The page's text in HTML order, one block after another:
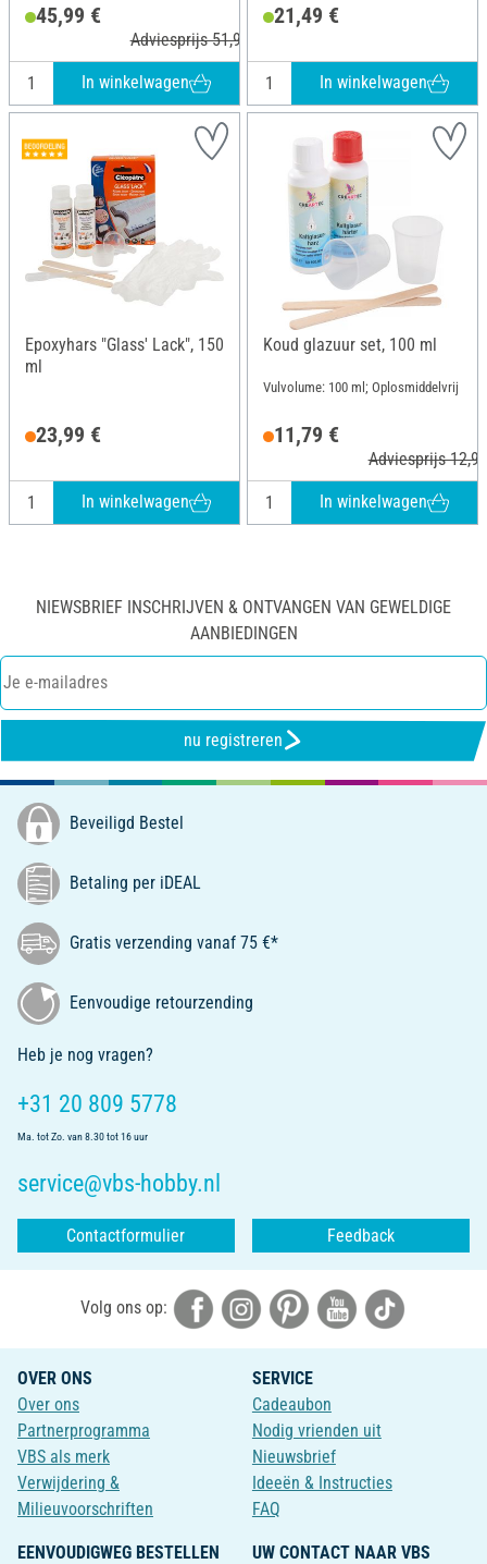
45,99 €
Adviesprijs 51,90 €
In winkelwagen
21,49 €
In winkelwagen
Epoxyhars "Glass' Lack", 150
ml
23,99 €
In winkelwagen
Koud glazuur set, 100 ml
Vulvolume: 100 ml; Oplosmiddelvrij
11,79 €
Adviesprijs
In winkelwagen
NIEWSBRIEF INSCHRIJVEN & ONTVANGEN VAN GEWELDIGE
AANBIEDINGEN
nu registreren
Beveiligd Bestel
Betaling per iDEAL
Gratis verzending vanaf 75 €*
Eenvoudige retourzending
Heb je nog vragen?
+31 20 809 5778
Ma. tot Zo. van 8.30 tot 16 uur
service@vbs-hobby.nl
Contactformulier Feedback
Volg ons op:
OVER ONS
Over ons
Partnerprogramma
VBS als merk
Verwijdering &
Milieuvoorschriften
SERVICE
Cadeaubon
Nodig vrienden uit
Nieuwsbrief
Ideeën & Instructies
FAQ
EENVOUDIGWEG BESTELLEN
UW CONTACT NAAR VBS